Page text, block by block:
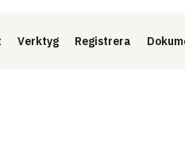
Verktyg Registrera